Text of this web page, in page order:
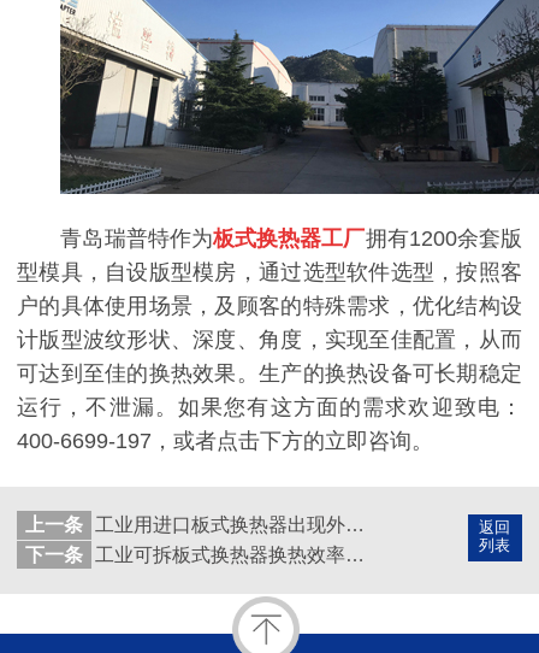
青岛瑞普特作为板式换热器工厂拥有1200余套版
型模具，自设版型模房，通过选型软件选型，按照客
户的具体使用场景，及顾客的特殊需求，优化结构设
计版型波纹形状、深度、角度，实现至佳配置，从而
可达到至佳的换热效果。生产的换热设备可长期稳定
运行，不泄漏。如果您有这方面的需求欢迎致电：
400-6699-197，或者点击下方的立即咨询。
返回
列表
上一条
工业用进口板式换热器出现外漏怎么办，瑞普特为您解答
下一条
工业可拆板式换热器换热效率低，可能是堵了